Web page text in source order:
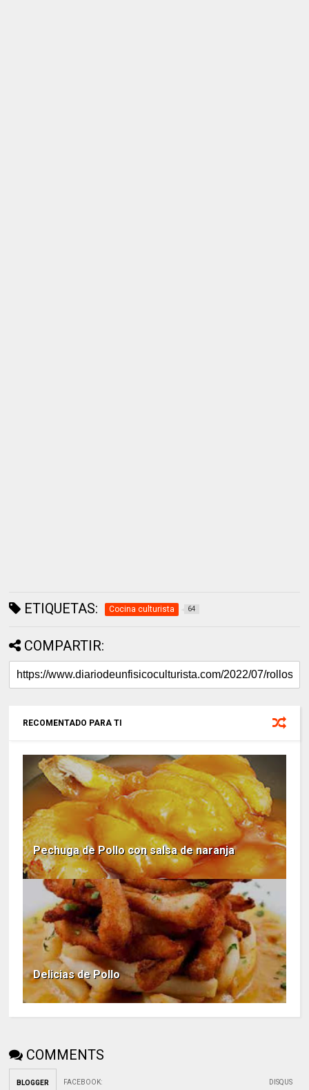
ETIQUETAS: Cocina culturista 64
COMPARTIR:
RECOMENTADO PARA TI
Pechuga de Pollo con salsa de naranja
Delicias de Pollo
COMMENTS
BLOGGER FACEBOOK: DISQUS